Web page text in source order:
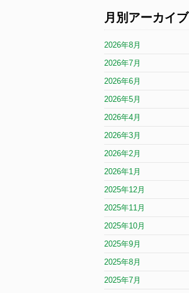
月別アーカイブ
2026年8月
2026年7月
2026年6月
2026年5月
2026年4月
2026年3月
2026年2月
2026年1月
2025年12月
2025年11月
2025年10月
2025年9月
2025年8月
2025年7月